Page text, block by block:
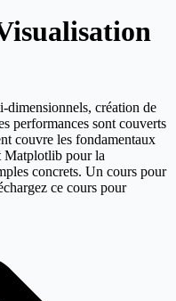
création de
performances sont couverts
couvre les fondamentaux
Matplotlib pour la
concrets. Un cours pour
ce cours pour